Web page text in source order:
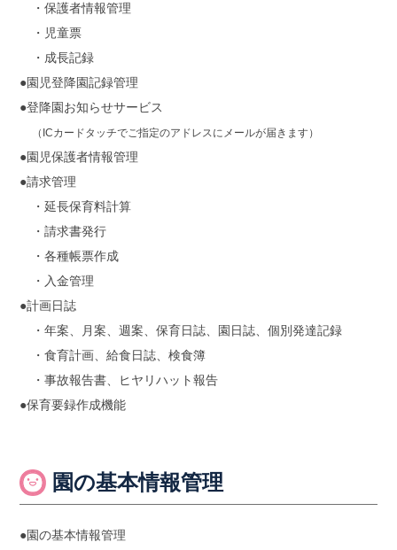
・保護者情報管理
・児童票
・成長記録
●園児登降園記録管理
●登降園お知らせサービス
（ICカードタッチでご指定のアドレスにメールが届きます）
●園児保護者情報管理
●請求管理
・延長保育料計算
・請求書発行
・各種帳票作成
・入金管理
●計画日誌
・年案、月案、週案、保育日誌、園日誌、個別発達記録
・食育計画、給食日誌、検食簿
・事故報告書、ヒヤリハット報告
●保育要録作成機能
園の基本情報管理
●園の基本情報管理